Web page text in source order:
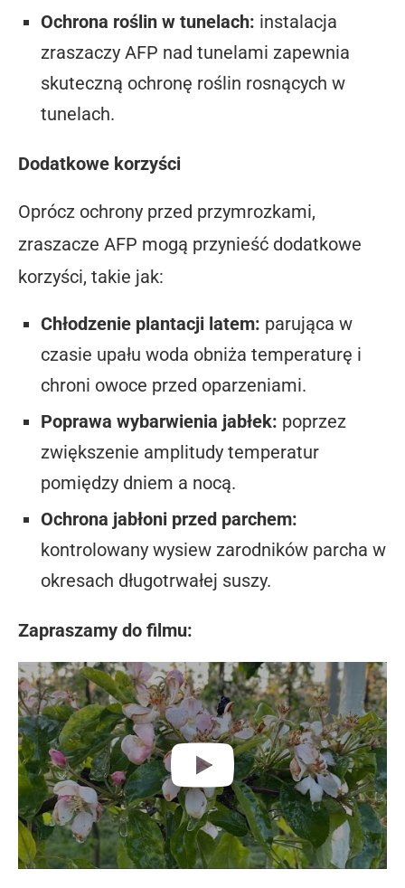
Ochrona roślin w tunelach: instalacja
zraszaczy AFP nad tunelami zapewnia
skuteczną ochronę roślin rosnących w
tunelach.
Dodatkowe korzyści
Oprócz ochrony przed przymrozkami,
zraszacze AFP mogą przynieść dodatkowe
korzyści, takie jak:
Chłodzenie plantacji latem: parująca w
czasie upału woda obniża temperaturę i
chroni owoce przed oparzeniami.
Poprawa wybarwienia jabłek: poprzez
zwiększenie amplitudy temperatur
pomiędzy dniem a nocą.
Ochrona jabłoni przed parchem:
kontrolowany wysiew zarodników parcha w
okresach długotrwałej suszy.
Zapraszamy do filmu: